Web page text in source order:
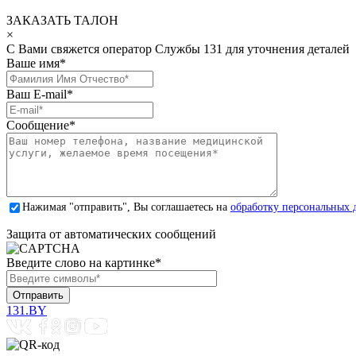
ЗАКАЗАТЬ ТАЛОН
×
С Вами свяжется оператор Службы 131 для уточнения деталей
Ваше имя*
Ваш E-mail*
Сообщение*
Нажимая "отправить", Вы соглашаетесь на обработку персональных
Защита от автоматических сообщений
Введите слово на картинке*
131.BY